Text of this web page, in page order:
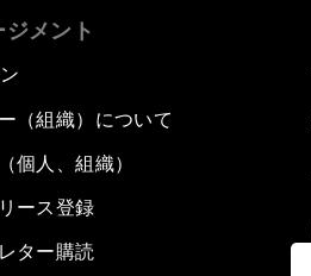
メント
（組織）について
個人、組織）
ース登録
ター購読